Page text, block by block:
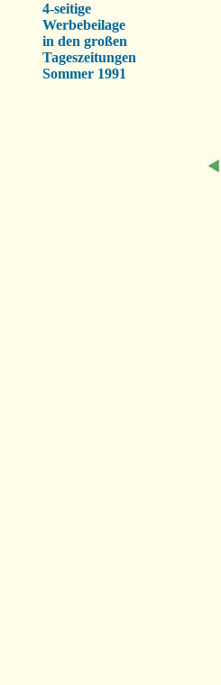
4-seitige
Werbebeilage
in den großen
Tageszeitungen
Sommer 1991